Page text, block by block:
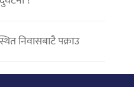
निवासबाटै पक्राउ